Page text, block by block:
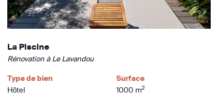
La Piscine
Rénovation à Le Lavandou
Type de bien
Hôtel
Surface
1000 m2